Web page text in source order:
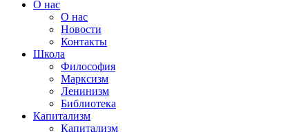
О нас
О нас
Новости
Контакты
Школа
Философия
Марксизм
Ленинизм
Библиотека
Капитализм
Капитализм